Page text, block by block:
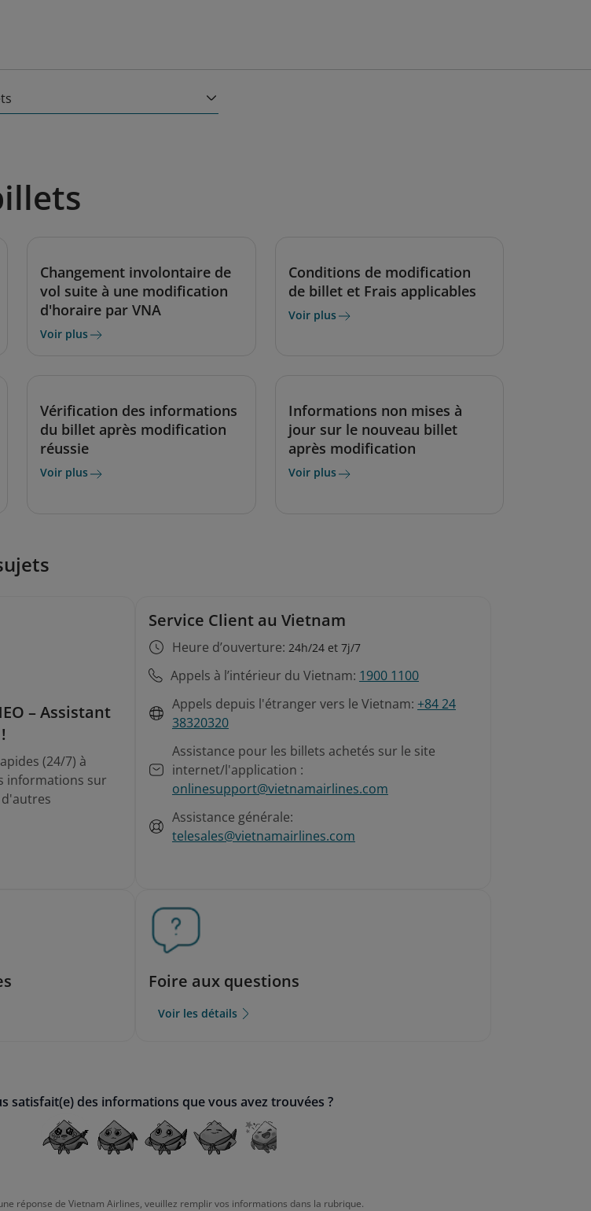
Changement involontaire de
vol suite à une modification
d'horaire par VNA
Voir plus
Conditions de modification
de billet et Frais applicables
Voir plus
Vérification des informations
du billet après modification
réussie
Voir plus
Informations non mises à
jour sur le nouveau billet
après modification
Voir plus
– Assistant
(24/7) à
informations sur
Service Client au Vietnam
Heure d’ouverture: 24h/24 et 7j/7
Appels à l’intérieur du Vietnam: 1900 1100
Appels depuis l'étranger vers le Vietnam: +84 24
38320320
Assistance pour les billets achetés sur le site
internet/l'application :
onlinesupport@vietnamairlines.com
Assistance générale:
telesales@vietnamairlines.com
Foire aux questions
Voir les détails
satisfait(e) des informations que vous avez trouvées ?
réponse de Vietnam Airlines, veuillez remplir vos informations dans la rubrique.